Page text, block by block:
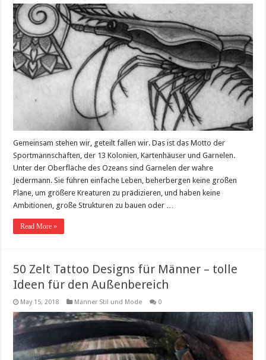
Gemeinsam stehen wir, geteilt fallen wir. Das ist das Motto der
Sportmannschaften, der 13 Kolonien, Kartenhäuser und Garnelen.
Unter der Oberfläche des Ozeans sind Garnelen der wahre
Jedermann. Sie führen einfache Leben, beherbergen keine großen
Pläne, um größere Kreaturen zu prädizieren, und haben keine
Ambitionen, große Strukturen zu bauen oder …
Read More »
50 Zelt Tattoo Designs für Männer – tolle
Ideen für den Außenbereich
May 15, 2018 Männer Stil und Mode 0